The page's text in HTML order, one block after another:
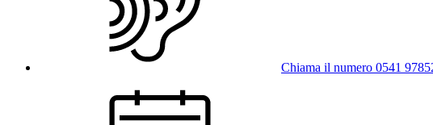
Chiama il numero 0541